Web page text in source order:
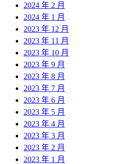
2024 年 2 月
2024 年 1 月
2023 年 12 月
2023 年 11 月
2023 年 10 月
2023 年 9 月
2023 年 8 月
2023 年 7 月
2023 年 6 月
2023 年 5 月
2023 年 4 月
2023 年 3 月
2023 年 2 月
2023 年 1 月